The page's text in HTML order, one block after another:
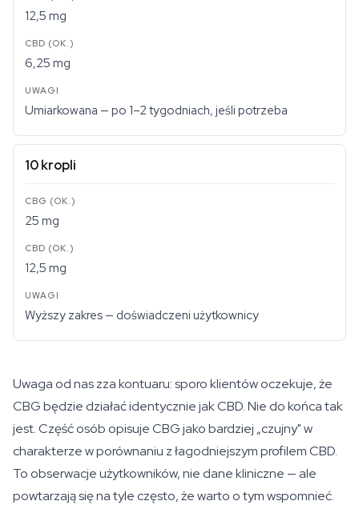
12,5 mg
6,25 mg
Umiarkowana — po 1–2 tygodniach, jeśli potrzeba
10 kropli
25 mg
12,5 mg
Wyższy zakres — doświadczeni użytkownicy
Uwaga od nas zza kontuaru: sporo klientów oczekuje, że
CBG będzie działać identycznie jak CBD. Nie do końca tak
jest. Część osób opisuje CBG jako bardziej „czujny" w
charakterze w porównaniu z łagodniejszym profilem CBD.
To obserwacje użytkowników, nie dane kliniczne — ale
powtarzają się na tyle często, że warto o tym wspomnieć.